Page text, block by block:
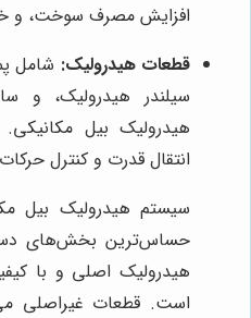
افزایش مصرف سوخت، و
قطعات هیدرولیک: شامل
سیلندر هیدرولیک، و
هیدرولیک بیل
انتقال قدرت و کنترل
سیستم هیدرولیک بیل
حساس‌ترین بخش‌های
هیدرولیک اصلی و با
است. قطعات غیراصلی